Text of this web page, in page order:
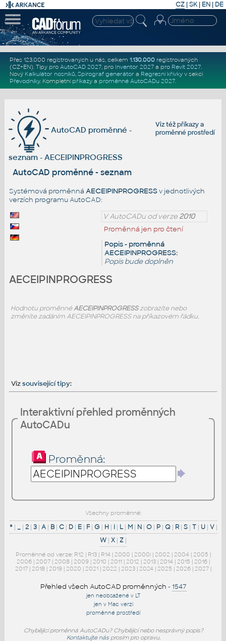
CZ | SK| EN | DE
Přes 123.000 registrovaných u nás, celkem 1.130.000registrovaných
(CZ+EN). Tipy pro AutoCAD 2027, pro Inventor 2027a pro Revit 2027.
Nový Kalkulátor nosníků, Spirograf generátor a Regresní křivkyv sekci
Převodníky. Kompletní příkazya proměnné AutoCADu 2027.
Viz téžpříkazya
proměnné prostředí
AutoCAD proměnné -
seznam - AECEIPINPROGRESS
AutoCAD proměnné - seznam
Systémová proměnná AECEIPINPROGRESSv jednotlivých
verzích programu AutoCAD:
V AutoCADu od verze2010
Proměnná jen pro čtení
Popis - proměnná
AECEIPINPROGRESS:
Popis bude doplněn
AECEIPINPROGRESS
Hodnotu proměnnéAECEIPINPROGRESSzobrazíte nebo
změníte zadáním AECEIPINPROGRESS na příkazovém řádku.
Vizsouvisející tipy:
Interaktivní přehled proměnných
AutoCADu
Proměnná:
Všechny proměnné:
*| _| 2| 3| A| B| C| D| E| F| G| H | I| L| M| N| O| P| Q| R| S| T| U| V|
W | X | Z |
Proměnné od verze: R12 | R13 | R14 | 2000 | 2000i | 2002 | 2004 | 2005 |
2006 | 2007 | 2008 | 2009 | 2010 | 2011 | 2012 | 2013 | 2014 | 2015 | 2016 |
2017 | 2018 | 2019 | 2020 | 2021 | 2022 | 2023 | 2024 | 2025 | 2026 | 2027 |
Přehled všech AutoCAD proměnných - 1547
jen neobsažené v LT
jen v Mac verzi
proměnné prostředí
Chybějící proměnná AutoCADu? Chybějící nebo nesprávný popis?
Kontaktujte násprosím pro opravu.